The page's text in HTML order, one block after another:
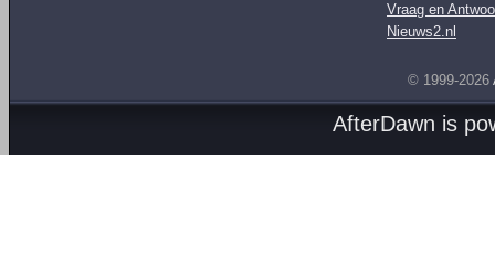
Vraag en
Nieuws2.nl
© 1999-2026
AfterDawn is